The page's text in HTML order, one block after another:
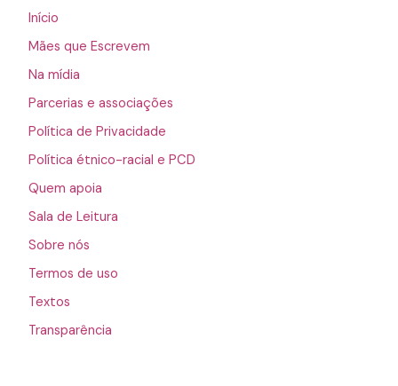
Início
Mães que Escrevem
Na mídia
Parcerias e associações
Política de Privacidade
Política étnico-racial e PCD
Quem apoia
Sala de Leitura
Sobre nós
Termos de uso
Textos
Transparência